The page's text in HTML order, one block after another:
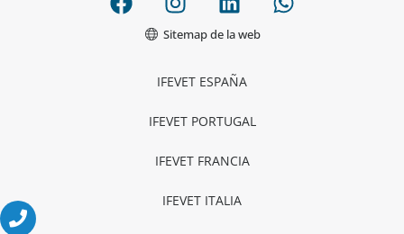
Sitemap de la web
IFEVET ESPAÑA
IFEVET PORTUGAL
IFEVET FRANCIA
IFEVET ITALIA